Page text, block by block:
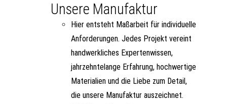
Unsere Manufaktur
Hier entsteht Maßarbeit für individuelle
Anforderungen. Jedes Projekt vereint
handwerkliches Expertenwissen,
jahrzehntelange Erfahrung, hochwertige
Materialien und die Liebe zum Detail,
die unsere Manufaktur auszeichnet.